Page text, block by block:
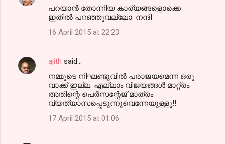
പറയാന്‍ തോന്നിയ കാര്യങ്ങളൊക്കെ
ഇതില്‍ പറഞ്ഞുവല്ലോ. നന്ദി
16 April 2015 at 22:23
ajith said…
നമ്മുടെ നിഘണ്ടുവില്‍ പരാജയമെന്ന ഒരു
വാക്ക് ഇല്ല. എല്ലാം വിജയങ്ങള്‍ മാറ്റ്രം.
അതിന്റെ പെര്‍സന്റേജ് മാത്രം
വ്യത്യാസപ്പെടുന്നുവെന്നേയുള്ളു!!
17 April 2015 at 01:06